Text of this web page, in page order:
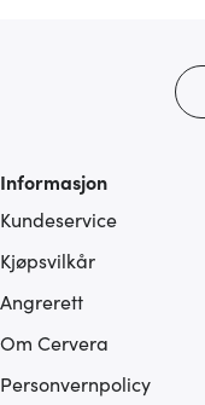
Informasjon
Kundeservice
Kjøpsvilkår
Angrerett
Om Cervera
Personvernpolicy